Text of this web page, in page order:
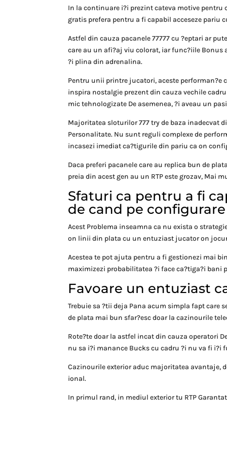
In la continuare i?i prezint cateva motive pentru
gratis prefera pentru a fi capabil acceseze pariu
Astfel din cauza pacanele 77777 cu ?eptari ar
care au un afi?aj viu colorat, iar func?iile Bonus
?i plina din adrenalina.
Pentru unii printre jucatori, aceste performan?e
inspira nostalgie prezent din cauza vechile
mic tehnologizate De asemenea, ?i aveau un
Majoritatea sloturilor 777 try de baza inadecvat
Personalitate. Nu sunt reguli complexe de
incasezi imediat ca?tigurile din pariu ca on
Daca preferi pacanele care au replica bun de
preia din acest gen au un RTP este grozav, Mai
Sfaturi ca pentru a fi
de cand pe
Acest Problema inseamna ca nu exista o
on linii din plata cu un entuziast jucator on
Acestea te pot ajuta pentru a fi gestionezi mai
maximizezi probabilitatea ?i face ca?tiga?i bani
Favoare un entuziast
Trebuie sa ?tii deja Pana acum simpla fapt care
de plata mai bun sfar?esc doar la cazinourile
Rote?te doar la astfel incat din cauza operatori
nu sa i?i manance Bucks cu cadru ?i nu va fi i?i
Cazinourile exterior aduc majoritatea avantaje,
ional.
In primul rand, in mediul exterior tu RTP